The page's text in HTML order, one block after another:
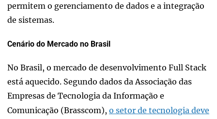
permitem o gerenciamento de dados e a integração
de sistemas.
Cenário do Mercado no Brasil
No Brasil, o mercado de desenvolvimento Full Stack
está aquecido. Segundo dados da Associação das
Empresas de Tecnologia da Informação e
Comunicação (Brasscom), o setor de tecnologia deve